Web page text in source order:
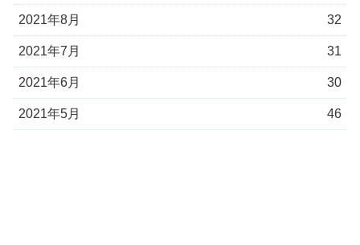
2021年8月 32
2021年7月 31
2021年6月 30
2021年5月 46